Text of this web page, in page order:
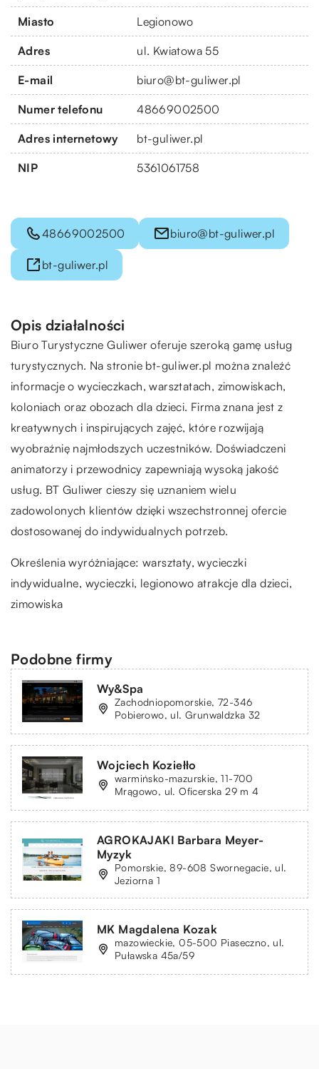
Miasto Legionowo
Adres ul. Kwiatowa 55
E-mail biuro@bt-guliwer.pl
Numer telefonu 48669002500
Adres internetowy bt-guliwer.pl
NIP 5361061758
48669002500 biuro@bt-guliwer.pl
bt-guliwer.pl
Opis działalności
Biuro Turystyczne Guliwer oferuje szeroką gamę usług
turystycznych. Na stronie bt-guliwer.pl można znaleźć
informacje o wycieczkach, warsztatach, zimowiskach,
koloniach oraz obozach dla dzieci. Firma znana jest z
kreatywnych i inspirujących zajęć, które rozwijają
wyobraźnię najmłodszych uczestników. Doświadczeni
animatorzy i przewodnicy zapewniają wysoką jakość
usług. BT Guliwer cieszy się uznaniem wielu
zadowolonych klientów dzięki wszechstronnej ofercie
dostosowanej do indywidualnych potrzeb.
Określenia wyróżniające: warsztaty, wycieczki
indywidualne, wycieczki, legionowo atrakcje dla dzieci,
zimowiska
Podobne firmy
Wy&Spa
Zachodniopomorskie, 72-346
Pobierowo, ul. Grunwaldzka 32
Wojciech Koziełło
warmińsko-mazurskie, 11-700
Mrągowo, ul. Oficerska 29 m 4
AGROKAJAKI Barbara Meyer-
Myzyk
Pomorskie, 89-608 Swornegacie, ul.
Jeziorna 1
MK Magdalena Kozak
mazowieckie, 05-500 Piaseczno, ul.
Puławska 45a/59